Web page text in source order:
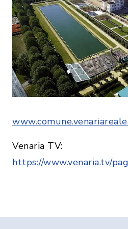
Venaria TV:
https://www.venaria.tv/